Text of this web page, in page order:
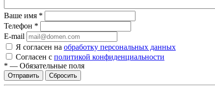
Ваше имя *
Телефон *
E-mail
Я согласен на обработку персональных данных
Согласен с политикой конфиденциальности
* — Обязательные поля
Сбросить